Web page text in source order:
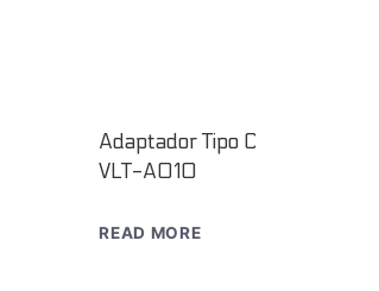
Adaptador Tipo C
VLT-A010
READ MORE